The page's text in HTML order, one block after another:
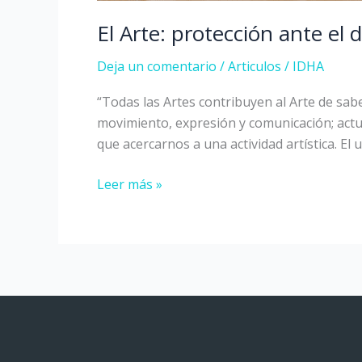
El Arte: protección ante el
Deja un comentario /Articulos / IDHA
“Todas las Artes contribuyen al Arte de
movimiento, expresión y comunicación;
que acercarnos a una actividad artística. El
Leer más »